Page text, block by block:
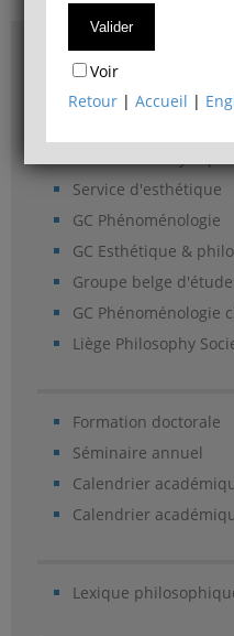
Accès & plans
Bibliothèque du
Service d'esthétique
GC Phénoménologie
GC Esthétique &
Groupe belge
GC Phénoménologie
Liège Philosophy
Formation doctorale
Séminaire annuel
Calendrier
Calendrier
Lexique
Voir
Retour |Accueil |